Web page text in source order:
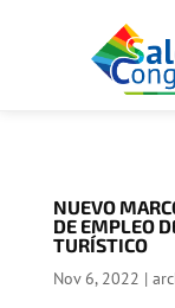
NUEVO
DE EMPLEO
TURÍSTICO
Nov 6, 2022 |